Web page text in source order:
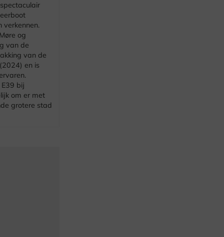
verkennen.
og
van de
van de
en is
bij
om er met
grotere stad